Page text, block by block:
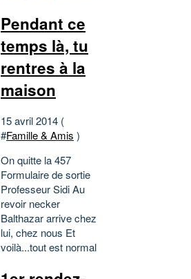
Pendant ce
temps là, tu
rentres à la
maison
15 avril 2014 (
#Famille & Amis )
On quitte la 457
Formulaire de sortie
Professeur Sidi Au
revoir necker
Balthazar arrive chez
lui, chez nous Et
voilà...tout est normal